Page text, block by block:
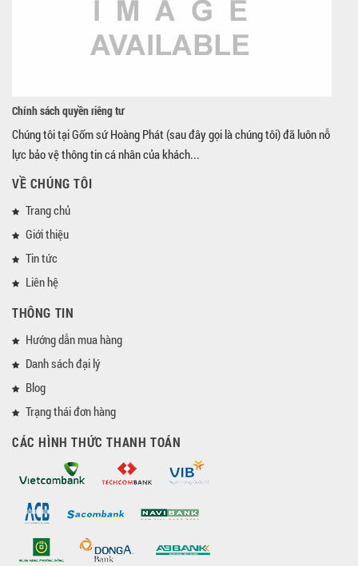
Chính sách quyền riêng tư
Chúng tôi tại Gốm sứ Hoàng Phát (sau đây gọi là chúng tôi) đã luôn nỗ
lực bảo vệ thông tin cá nhân của khách...
VỀ CHÚNG TÔI
Trang chủ
Giới thiệu
Tin tức
Liên hệ
THÔNG TIN
Hướng dẫn mua hàng
Danh sách đại lý
Blog
Trạng thái đơn hàng
CÁC HÌNH THỨC THANH TOÁN